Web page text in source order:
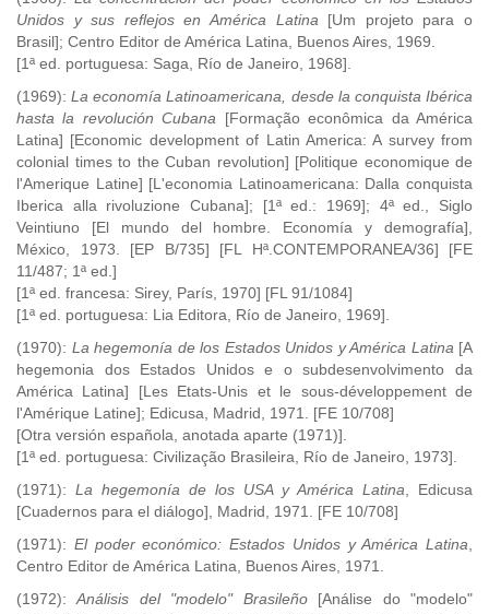
Unidos y sus reflejos en América Latina [Um projeto para o
Brasil]; Centro Editor de América Latina, Buenos Aires, 1969.
[1ª ed. portuguesa: Saga, Río de Janeiro, 1968].
(1969):La economía Latinoamericana, desde la conquista Ibérica
hasta la revolución Cubana [Formação econômica da América
Latina] [Economic development of Latin America: A survey from
colonial times to the Cuban revolution] [Politique economique de
l'Amerique Latine] [L'economia Latinoamericana: Dalla conquista
Iberica alla rivoluzione Cubana]; [1ª ed.: 1969]; 4ª ed., Siglo
Veintiuno [El mundo del hombre. Economía y demografía],
México, 1973. [EP B/735] [FL Hª.CONTEMPORANEA/36] [FE
11/487; 1ª ed.]
[1ª ed. francesa: Sirey, París, 1970] [FL 91/1084]
[1ª ed. portuguesa: Lia Editora, Río de Janeiro, 1969].
(1970): La hegemonía de los Estados Unidos y América Latina [A
hegemonia dos Estados Unidos e o subdesenvolvimento da
América Latina] [Les Etats-Unis et le sous-développement de
l'Amérique Latine]; Edicusa, Madrid, 1971. [FE 10/708]
[Otra versión española, anotada aparte (1971)].
[1ª ed. portuguesa: Civilização Brasileira, Río de Janeiro, 1973].
(1971): La hegemonía de los USA y América Latina , Edicusa
[Cuadernos para el diálogo], Madrid, 1971. [FE 10/708]
(1971): El poder económico: Estados Unidos y América Latina
Centro Editor de América Latina, Buenos Aires, 1971.
(1972):Análisis del "modelo" Brasileño[Análise do "modelo"